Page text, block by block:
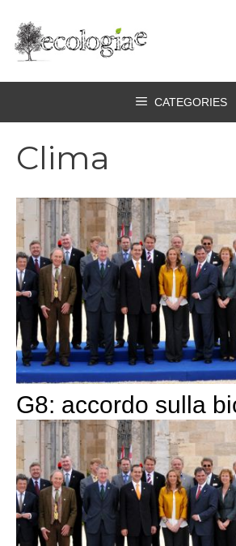
contenuto
CATEGORIES
Clima
G8: accordo sulla